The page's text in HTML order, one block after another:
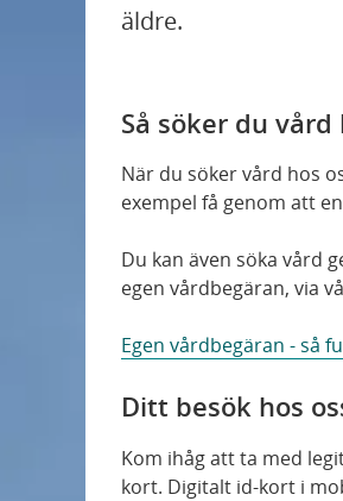
äldre.
Så söker du vård
När du söker vård hos
exempel få genom att
Du kan även söka vård
egen vårdbegäran, via
Egen vårdbegäran - så
Ditt besök hos
Kom ihåg att ta med
kort. Digitalt id-kort i